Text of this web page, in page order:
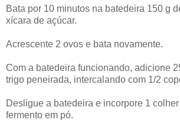
Bata por 10 minutos na batedeira 150 g
xícara de açúcar.
Acrescente 2 ovos e bata novamente.
Com a batedeira funcionando, adicione
trigo peneirada, intercalando com 1/2
Desligue a batedeira e incorpore 1
fermento em pó.